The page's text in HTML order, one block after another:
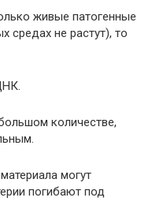
живые патогенные
средах не растут), то
количестве,
могут
погибают под